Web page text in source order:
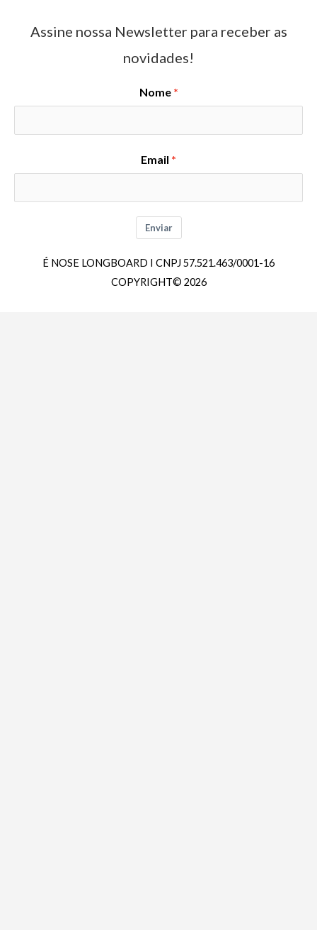
Assine nossa Newsletter para receber as
novidades!
Nome
Email
Enviar
É NOSE LONGBOARD I CNPJ 57.521.463/0001-16
COPYRIGHT© 2026